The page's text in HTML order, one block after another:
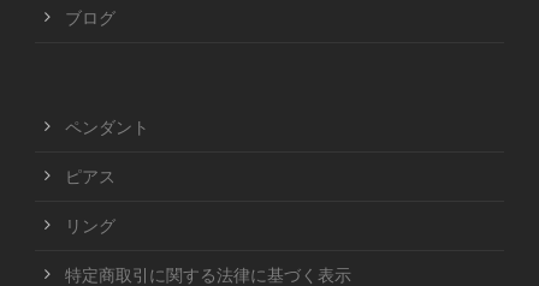
ブログ
ペンダント
ピアス
リング
特定商取引に関する法律に基づく表示